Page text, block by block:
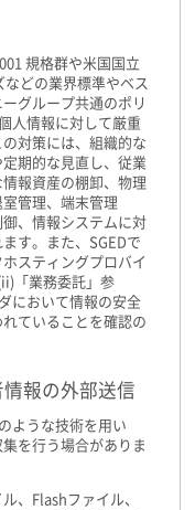
規格群や米国国立
などの業界標準やベス
グループ共通のポリ
人情報に対して厳重
対策には、組織的な
期的な見直し、従業
報資産の棚卸、物理
管理、端末管理
、情報システムに対
す。また、SGEDで
スティングプロバイ
「業務委託」参
において情報の安全
ていることを確認の
報の外部送信
ような技術を用い
を行う場合がありま
、Flashファイル、